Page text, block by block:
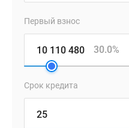
Первый взнос
30.0%
Срок кредита